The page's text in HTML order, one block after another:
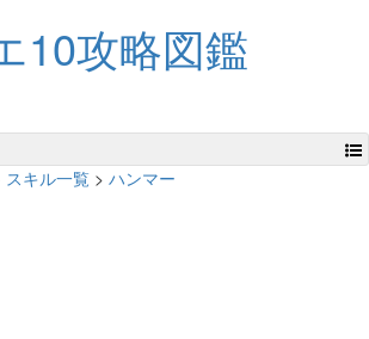
10攻略図鑑
スキル一覧 > ハンマー